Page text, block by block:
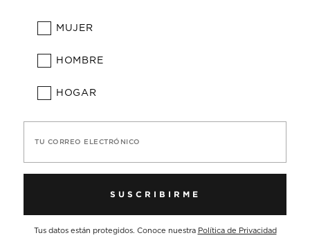
MUJER
HOMBRE
HOGAR
TU CORREO ELECTRÓNICO
SUSCRIBIRME
Tus datos están protegidos. Conoce nuestra Política de Privacidad